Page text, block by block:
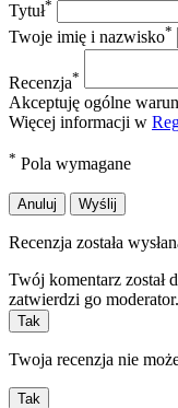
Tytuł*
Twoje imię i nazwisko*
Recenzja*
Akceptuję ogólne
Więcej informacji w
* Pola wymagane
Anuluj Wyślij
Recenzja została
Twój komentarz został
zatwierdzi go moderator.
Tak
Twoja recenzja nie
Tak